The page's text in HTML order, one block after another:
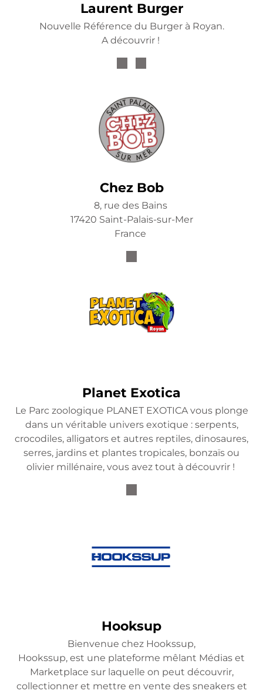
Laurent Burger
Nouvelle Référence du Burger à Royan.
A découvrir !
Chez Bob
8, rue des Bains
17420 Saint-Palais-sur-Mer
France
Planet Exotica
Le Parc zoologique PLANET EXOTICA vous plonge
dans un véritable univers exotique : serpents,
crocodiles, alligators et autres reptiles, dinosaures,
serres, jardins et plantes tropicales, bonzaïs ou
olivier millénaire, vous avez tout à découvrir !
Hooksup
Bienvenue chez Hookssup,
Hookssup, est une plateforme mêlant Médias et
Marketplace sur laquelle on peut découvrir,
collectionner et mettre en vente des sneakers et